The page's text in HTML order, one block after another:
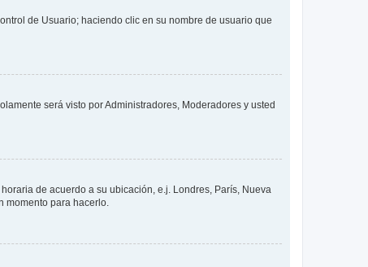
de Usuario; haciendo clic en su nombre de usuario que
será visto por Administradores, Moderadores y usted
de acuerdo a su ubicación, e.j. Londres, París, Nueva
momento para hacerlo.